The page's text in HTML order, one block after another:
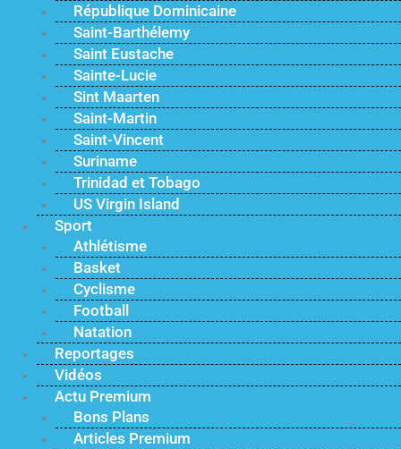
République Dominicaine
Saint-Barthélemy
Saint Eustache
Sainte-Lucie
Sint Maarten
Saint-Martin
Saint-Vincent
Suriname
Trinidad et Tobago
US Virgin Island
Sport
Athlétisme
Basket
Cyclisme
Football
Natation
Reportages
Vidéos
Actu Premium
Bons Plans
Articles Premium